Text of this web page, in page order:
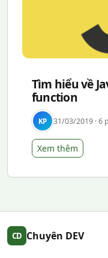
Tìm hiểu về
function
KP 31/03/2019 · 6
Xem thêm
CD Chuyên DEV